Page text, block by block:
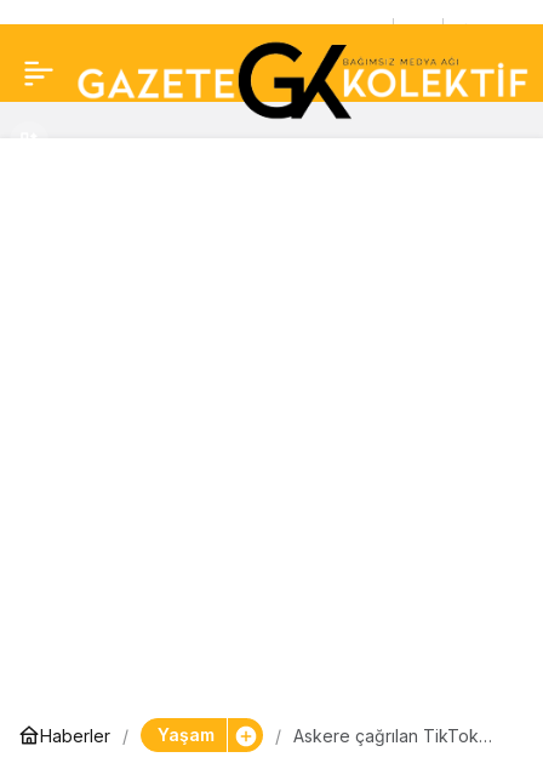
Haberler Yaşam
Askere çağrılan TikTok
Zeki Müren açıklaması